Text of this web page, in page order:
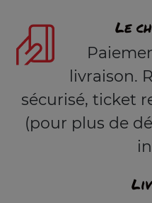
Le
livraison.
sécurisé, ticket
(pour plus de